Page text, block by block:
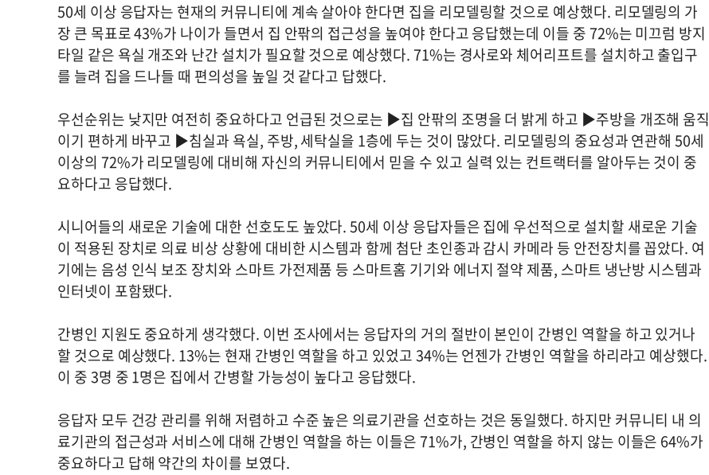
50세 이상 응답자는 현재의 커뮤니티에 계속 살아야 한다면 집을 리모델링할 것으로 예상했다. 리모델링의 가
장 큰 목표로 43%가 나이가 들면서 집 안팎의 접근성을 높여야 한다고 응답했는데 이들 중 72%는 미끄럼 방지
타일 같은 욕실 개조와 난간 설치가 필요할 것으로 예상했다. 71%는 경사로와 체어리프트를 설치하고 출입구
를 늘려 집을 드나들 때 편의성을 높일 것 같다고 답했다.
우선순위는 낮지만 여전히 중요하다고 언급된 것으로는 ▶집 안팎의 조명을 더 밝게 하고 ▶주방을 개조해 움직
이기 편하게 바꾸고 ▶침실과 욕실, 주방, 세탁실을 1층에 두는 것이 많았다. 리모델링의 중요성과 연관해 50세
이상의 72%가 리모델링에 대비해 자신의 커뮤니티에서 믿을 수 있고 실력 있는 컨트랙터를 알아두는 것이 중
요하다고 응답했다.
시니어들의 새로운 기술에 대한 선호도도 높았다. 50세 이상 응답자들은 집에 우선적으로 설치할 새로운 기술
이 적용된 장치로 의료 비상 상황에 대비한 시스템과 함께 첨단 초인종과 감시 카메라 등 안전장치를 꼽았다. 여
기에는 음성 인식 보조 장치와 스마트 가전제품 등 스마트홈 기기와 에너지 절약 제품, 스마트 냉난방 시스템과
인터넷이 포함됐다.
간병인 지원도 중요하게 생각했다. 이번 조사에서는 응답자의 거의 절반이 본인이 간병인 역할을 하고 있거나
할 것으로 예상했다. 13%는 현재 간병인 역할을 하고 있었고 34%는 언젠가 간병인 역할을 하리라고 예상했다.
이 중 3명 중 1명은 집에서 간병할 가능성이 높다고 응답했다.
응답자 모두 건강 관리를 위해 저렴하고 수준 높은 의료기관을 선호하는 것은 동일했다. 하지만 커뮤니티 내 의
료기관의 접근성과 서비스에 대해 간병인 역할을 하는 이들은 71%가, 간병인 역할을 하지 않는 이들은 64%가
중요하다고 답해 약간의 차이를 보였다.